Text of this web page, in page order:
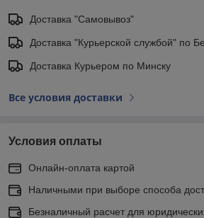
Доставка "Самовывоз"
Доставка "Курьерской службой" по
Доставка Курьером по Минску
Все условия доставки
Условия оплаты
Онлайн-оплата картой
Наличными при выборе способа
Безналичный расчет для